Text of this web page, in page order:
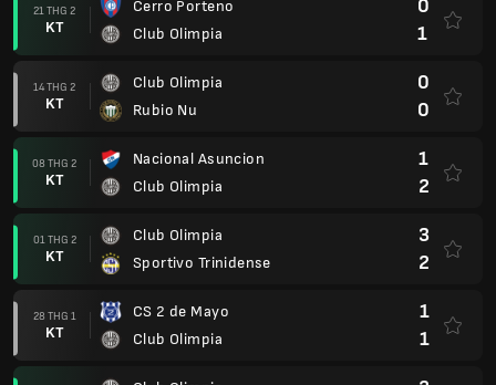
21 THG 2
KT
Cerro Porteno
Club Olimpia
0
1
14 THG 2
KT
Club Olimpia
Rubio Nu
0
0
08 THG 2
KT
Nacional Asuncion
Club Olimpia
1
2
01 THG 2
KT
Club Olimpia
Sportivo Trinidense
3
2
28 THG 1
KT
CS 2 de Mayo
Club Olimpia
1
1